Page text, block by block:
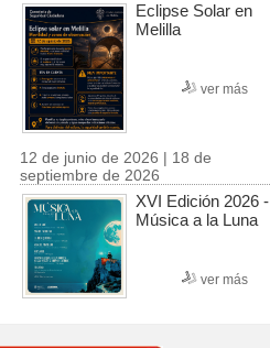
Eclipse Solar en
Melilla
ver más
12 de junio de 2026 | 18 de
septiembre de 2026
XVI Edición 2026 -
Música a la Luna
ver más